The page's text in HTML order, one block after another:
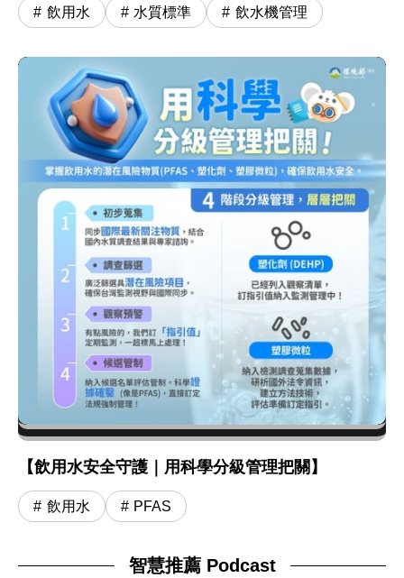
飲用水 水質標準 飲水機管理
【飲用水安全守護｜用科學分級管理把關】
飲用水 PFAS
智慧推薦 Podcast